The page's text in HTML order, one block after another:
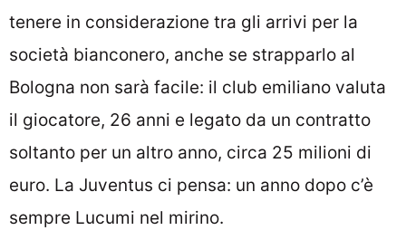
tenere in considerazione tra gli arrivi per la
società bianconero, anche se strapparlo al
Bologna non sarà facile: il club emiliano valuta
il giocatore, 26 anni e legato da un contratto
soltanto per un altro anno, circa 25 milioni di
euro. La Juventus ci pensa: un anno dopo c’è
sempre Lucumi nel mirino.